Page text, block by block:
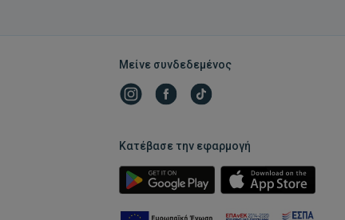
Μείνε συνδεδεμένος
Κατέβασε την εφαρμογή